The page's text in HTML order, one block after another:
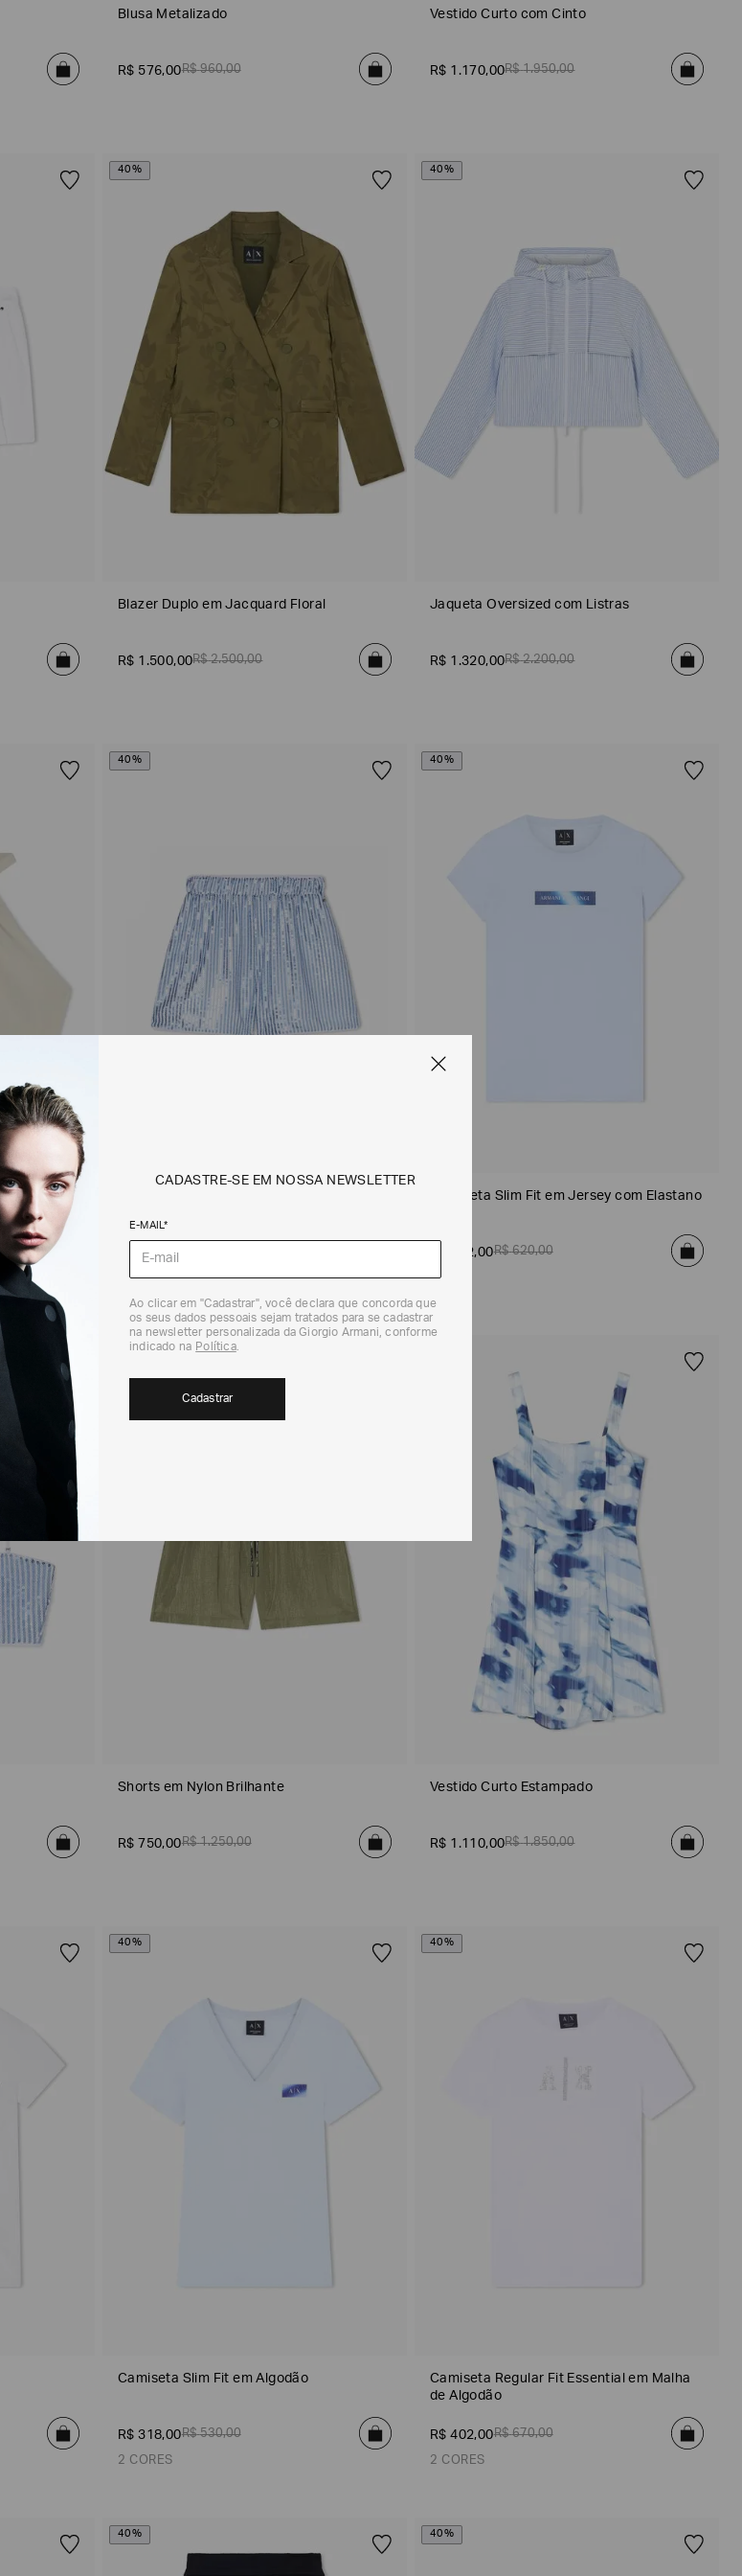
Blusa Metalizado
R$ 576,00R$ 960,00
Vestido Curto com Cinto
R$ 1 .170,00R$ 1.950,00
40%
Blazer Duplo em Jacquard Floral
R$ 1 .500,00R$ 2.500,00
40%
Jaqueta Oversized com Listras
R$ 1 .320,00R$ 2.200,00
40%
810,00
40%
Camiseta Slim Fit em Jersey com Elastano
372,00R$ 620,00
40%
Shorts em Nylon Brilhante
R$ 750,00R$ 1.250,00
Vestido Curto Estampado
R$ 1 .110,00R$ 1.850,00
40%
Camiseta Slim Fit em Algodão
R$ 318,00R$ 530,00
2 CORES
Azul Claro
40%
Camiseta Regular Fit Essential em Malha
de Algodão
R$ 402,00R$ 670,00
2 CORES
Branco
40% 40%
CADASTRE-SE EM NOSSA NEWSLETTER
E-MAIL*
Ao clicar em "Cadastrar", você declara que concorda que
os seus dados pessoais sejam tratados para se cadastrar
na newsletter personalizada da Giorgio Armani, conforme
indicado na Política.
Cadastrar